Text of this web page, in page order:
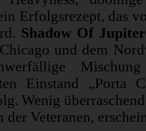
Erfolgsrezept, das
Shadow Of Jupiter
und dem
Einstand „Porta
Wenig
Veteranen,